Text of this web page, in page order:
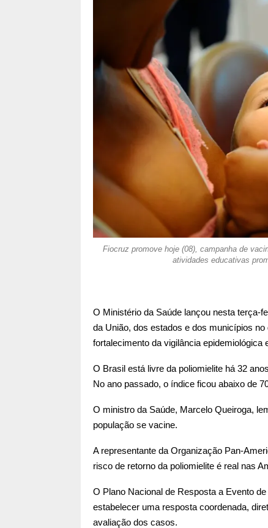
Fiocruz promove hoje (08), campanha de
atividades educativas
O Ministério da Saúde lançou nesta terça-
da União, dos estados e dos municípios
fortalecimento da vigilância epidemiológica
O Brasil está livre da poliomielite há 32
No ano passado, o índice ficou abaixo de
O ministro da Saúde, Marcelo Queiroga,
população se vacine.
A representante da Organização Pan-
risco de retorno da poliomielite é real nas
O Plano Nacional de Resposta a Evento
estabelecer uma resposta coordenada,
avaliação dos casos.